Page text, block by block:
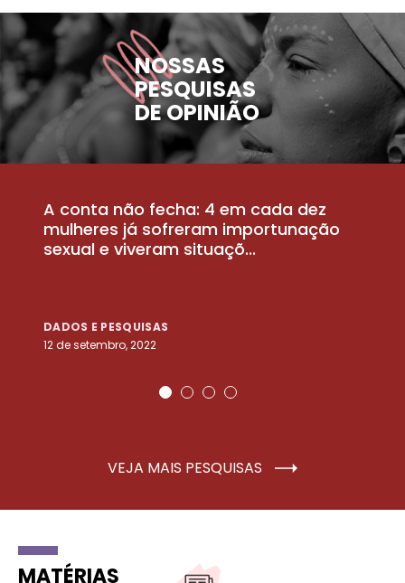
NOSSAS
PESQUISAS
DE OPINIÃO
A conta não fecha: 4 em cada dez
mulheres já sofreram importunação
sexual e viveram situaçõ...
DADOS E PESQUISAS
12 de setembro, 2022
VEJA MAIS PESQUISAS
MATÉRIAS